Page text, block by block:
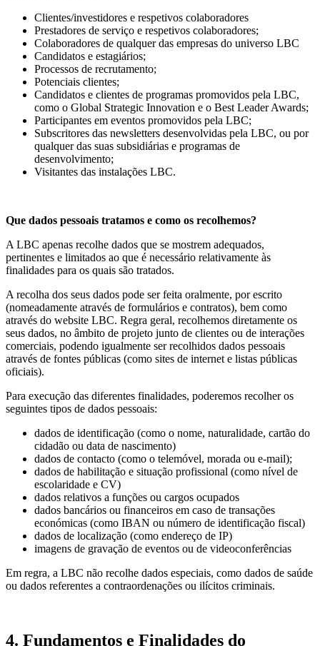
Clientes/investidores e respetivos colaboradores
Prestadores de serviço e respetivos colaboradores;
Colaboradores de qualquer das empresas do universo LBC
Candidatos e estagiários;
Processos de recrutamento;
Potenciais clientes;
Candidatos e clientes de programas promovidos pela LBC,
como o Global Strategic Innovation e o Best Leader Awards;
Participantes em eventos promovidos pela LBC;
Subscritores das newsletters desenvolvidas pela LBC, ou por
qualquer das suas subsidiárias e programas de
desenvolvimento;
Visitantes das instalações LBC.
Que dados pessoais tratamos e como os recolhemos?
A LBC apenas recolhe dados que se mostrem adequados,
pertinentes e limitados ao que é necessário relativamente às
finalidades para os quais são tratados.
A recolha dos seus dados pode ser feita oralmente, por escrito
(nomeadamente através de formulários e contratos), bem como
através do website LBC. Regra geral, recolhemos diretamente os
seus dados, no âmbito de projeto junto de clientes ou de interações
comerciais, podendo igualmente ser recolhidos dados pessoais
através de fontes públicas (como sites de internet e listas públicas
oficiais).
Para execução das diferentes finalidades, poderemos recolher os
seguintes tipos de dados pessoais:
dados de identificação (como o nome, naturalidade, cartão do
cidadão ou data de nascimento)
dados de contacto (como o telemóvel, morada ou e-mail);
dados de habilitação e situação profissional (como nível de
escolaridade e CV)
dados relativos a funções ou cargos ocupados
dados bancários ou financeiros em caso de transações
económicas (como IBAN ou número de identificação fiscal)
dados de localização (como endereço de IP)
imagens de gravação de eventos ou de videoconferências
Em regra, a LBC não recolhe dados especiais, como dados de saúde
ou dados referentes a contraordenações ou ilícitos criminais.
4. Fundamentos e Finalidades do